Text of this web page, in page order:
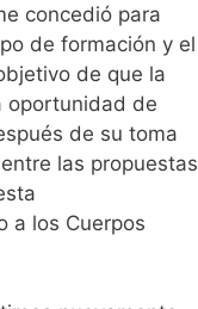
concedió para
de formación y el
de que la
oportunidad de
de su toma
las propuestas
a los Cuerpos